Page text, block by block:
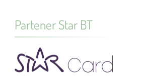
Partener Star BT